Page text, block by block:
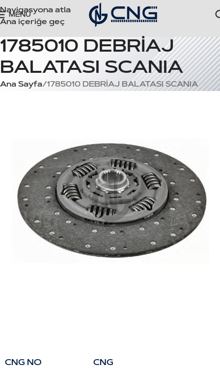
Navigasyona atla
Ana içeriğe geç
MENÜ
1785010 DEBRİAJ
BALATASI SCANIA
Ana Sayfa 1785010 DEBRİAJ BALATASI SCANIA
CNG NO CNG